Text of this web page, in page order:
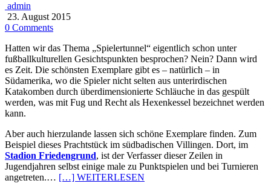
admin
23. August 2015
0 Comments
Hatten wir das Thema „Spielertunnel“ eigentlich schon unter
fußballkulturellen Gesichtspunkten besprochen? Nein? Dann wird
es Zeit. Die schönsten Exemplare gibt es – natürlich – in
Südamerika, wo die Spieler nicht selten aus unterirdischen
Katakomben durch überdimensionierte Schläuche in das gespült
werden, was mit Fug und Recht als Hexenkessel bezeichnet werden
kann.
Aber auch hierzulande lassen sich schöne Exemplare finden. Zum
Beispiel dieses Prachtstück im südbadischen Villingen. Dort, im
Stadion Friedengrund, ist der Verfasser dieser Zeilen in
Jugendjahren selbst einige male zu Punktspielen und bei Turnieren
angetreten.… […] WEITERLESEN